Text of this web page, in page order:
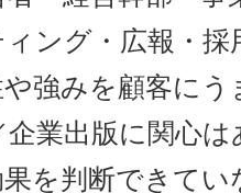
ング・広報・採
強みを顧客に
業出版に関心
を判断できてい